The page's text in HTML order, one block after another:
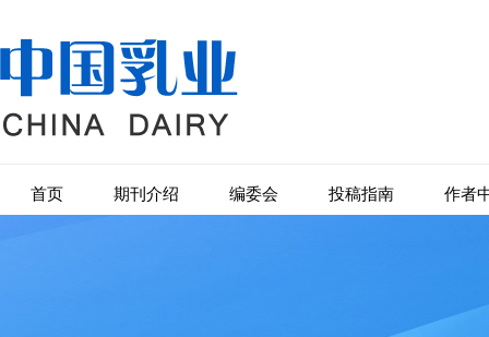
首页 期刊介绍 编委会 投稿指南 作者